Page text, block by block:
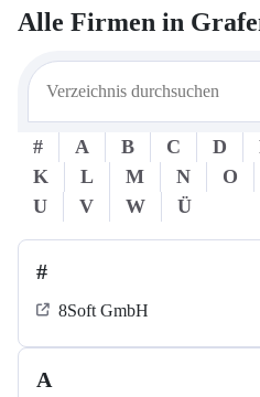
Alle Firmen in
# A B C D
K
L M N O
U
V W Ü
#
8Soft GmbH
A